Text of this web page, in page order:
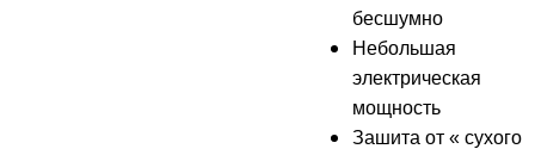
бесшумно
Небольшая
электрическая
мощность
Зашита от « сухого